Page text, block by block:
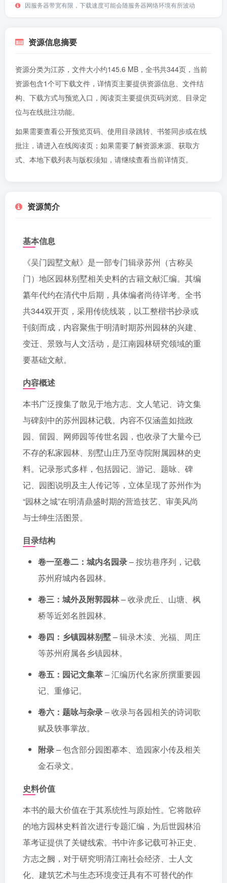
因服务器带宽有限，下载速度可能会随服务器网络环境有所波动
资源信息摘要
资源分类为江苏，文件大小约145.6 MB，全书共344页，当前
资源包含1个可下载文件，详情页主要提供资源信息、文件结
构、下载方式与预览入口，阅读页主要提供页码浏览、目录定
位与在线批注功能。
如果需要查看公开预览页码、使用目录跳转、书签同步或在线
批注，请进入在线阅读页 ；如果需要了解资源来源、获取方
式、本地下载列表与版权须知，请继续查看当前详情页。
资源简介
基本信息
《吴门园墅文献》是一部专门辑录苏州（古称吴
门）地区园林别墅相关史料的古籍文献汇编。其编
纂年代约在清代中后期，具体编者尚待详考。全书
共344双开页，采用传统线装，以工整楷书抄录或
刊刻而成，内容聚焦于明清时期苏州园林的兴建、
变迁、景致与人文活动，是江南园林研究领域的重
要基础文献。
内容概述
本书广泛搜集了散见于地方志、文人笔记、诗文集
与碑刻中的苏州园林记载。内容不仅涵盖如拙政
园、留园、网师园等传世名园，也收录了大量今已
不存的私家园林、别墅山庄乃至寺院附属园林的史
料。记录形式多样，包括园记、游记、题咏、碑
记、园图说明及主人传记等，立体呈现了苏州作为
“园林之城”在明清鼎盛时期的营造技艺、审美风尚
与士绅生活图景。
目录结构
卷一至卷二：城内名园录– 按坊巷序列，记载
苏州府城内各园林。
卷三：城外及附郭园林– 收录虎丘、山塘、枫
桥等近郊名胜园林。
卷四：乡镇园林别墅– 辑录木渎、光福、周庄
等苏州府属各乡镇园林。
卷五：园记文集萃– 汇编历代名家所撰重要园
记、重修记。
卷六：题咏与杂录– 收录与各园相关的诗词歌
赋及轶事掌故。
附录– 包含部分园图摹本、造园家小传及相关
金石录文。
史料价值
本书的最大价值在于其系统性与原始性。它将散碎
的地方园林史料首次进行专题汇编，为后世园林沿
革考证提供了关键线索。书中许多记载可补正史、
方志之阙，对于研究明清江南社会经济、士人文
化、建筑艺术与生态环境变迁具有不可替代的作